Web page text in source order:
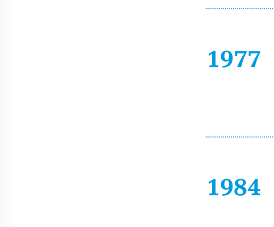
1977
1984